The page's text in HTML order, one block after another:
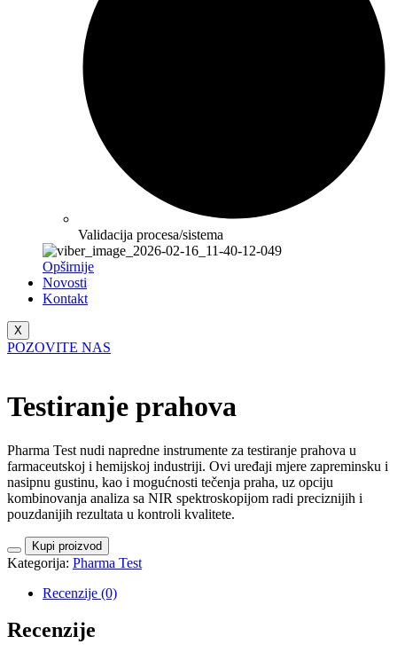
Validacija procesa/sistema
Opširnije
Novosti
Kontakt
X
POZOVITE NAS
Testiranje prahova
Pharma Test nudi napredne instrumente za testiranje prahova u
farmaceutskoj i hemijskoj industriji. Ovi uređaji mjere zapreminsku i
nasipnu gustinu, kao i mogućnosti tečenja praha, uz opciju
kombinovanja analiza sa NIR spektroskopijom radi preciznijih i
pouzdanijih rezultata u kontroli kvalitete.
Kupi proizvod
Kategorija: Pharma Test
Recenzije (0)
Recenzije